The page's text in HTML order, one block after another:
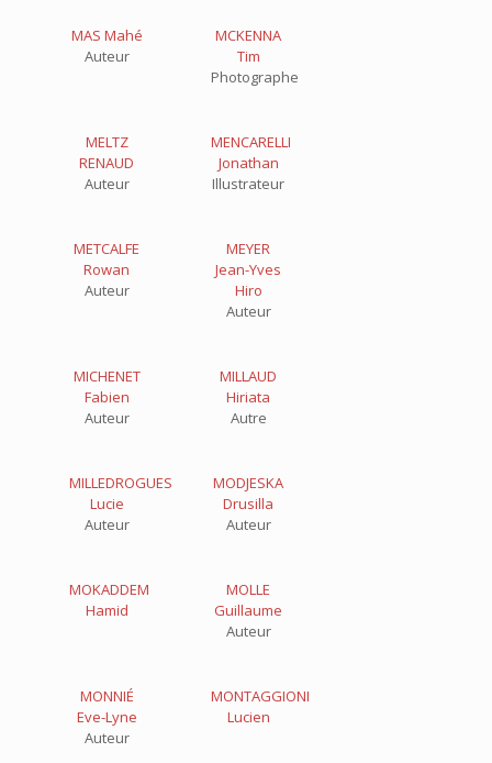
MAS Mahé
Auteur
MCKENNA
Tim
Photographe
MELTZ
RENAUD
Auteur
MENCARELLI
Jonathan
Illustrateur
METCALFE
Rowan
Auteur
MEYER
Jean-Yves
Hiro
Auteur
MICHENET
Fabien
Auteur
MILLAUD
Hiriata
Autre
MILLEDROGUES
Lucie
Auteur
MODJESKA
Drusilla
Auteur
MOKADDEM
Hamid
MOLLE
Guillaume
Auteur
MONNIÉ
Eve-Lyne
Auteur
MONTAGGIONI
Lucien